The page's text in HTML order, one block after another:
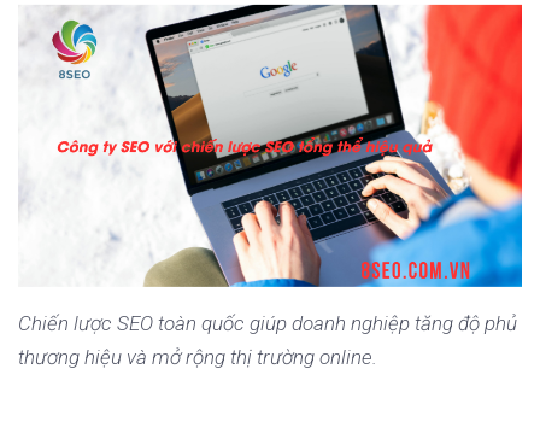
Chiến lược SEO toàn quốc giúp doanh nghiệp tăng độ phủ
thương hiệu và mở rộng thị trường online.